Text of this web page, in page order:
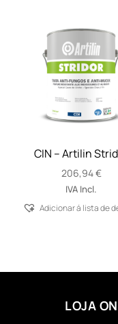
CIN – Artilin
206,94€
IVA Incl.
Adicionar á lista de
LOJA